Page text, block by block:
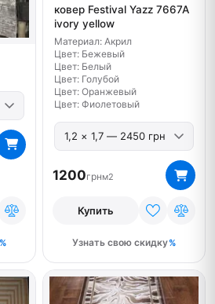
ковер Festival Yazz 7667A
ivory yellow
Материал: Акрил
Цвет: Бежевый
Цвет: Белый
Цвет: Голубой
Цвет: Оранжевый
Цвет: Фиолетовый
1200грнм2
Купить
Узнать свою скидку